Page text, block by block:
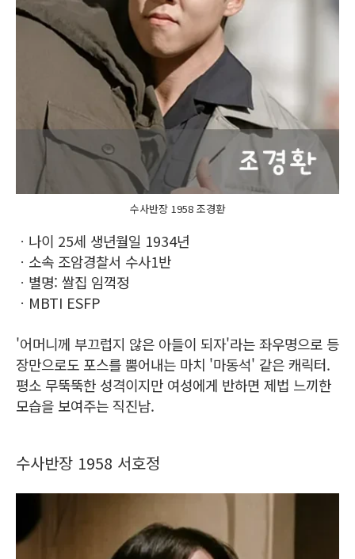
수사반장 1958 조경환
ㆍ나이 25세 생년월일 1934년
ㆍ소속 조암경찰서 수사1반
ㆍ별명: 쌀집 임꺽정
ㆍMBTI ESFP
'어머니께 부끄럽지 않은 아들이 되자'라는 좌우명으로 등
장만으로도 포스를 뿜어내는 마치 '마동석' 같은 캐릭터.
평소 무뚝뚝한 성격이지만 여성에게 반하면 제법 느끼한
모습을 보여주는 직진남.
수사반장 1958 서호정